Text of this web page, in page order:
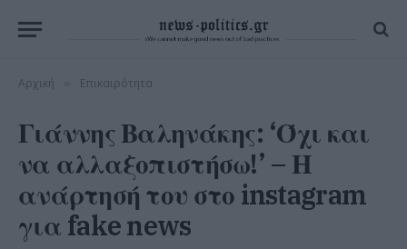
Αρχική Επικαιρότητα
Γιάννης Βαληνάκης: ‘Όχι και
να αλλαξοπιστήσω!’ – Η
ανάρτησή του στο instagram
για fake news